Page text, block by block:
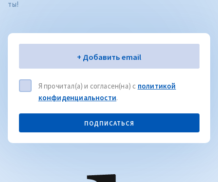
ты!
Электронная почта+ Добавить email
Я прочитал(а) и согласен(на) с политикой
конфиденциальности.
ПОДПИСАТЬСЯ